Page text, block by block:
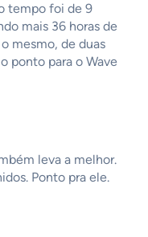
tempo foi de 9
mais 36 horas de
mesmo, de duas
ponto para o Wave
leva a melhor.
Ponto pra ele.